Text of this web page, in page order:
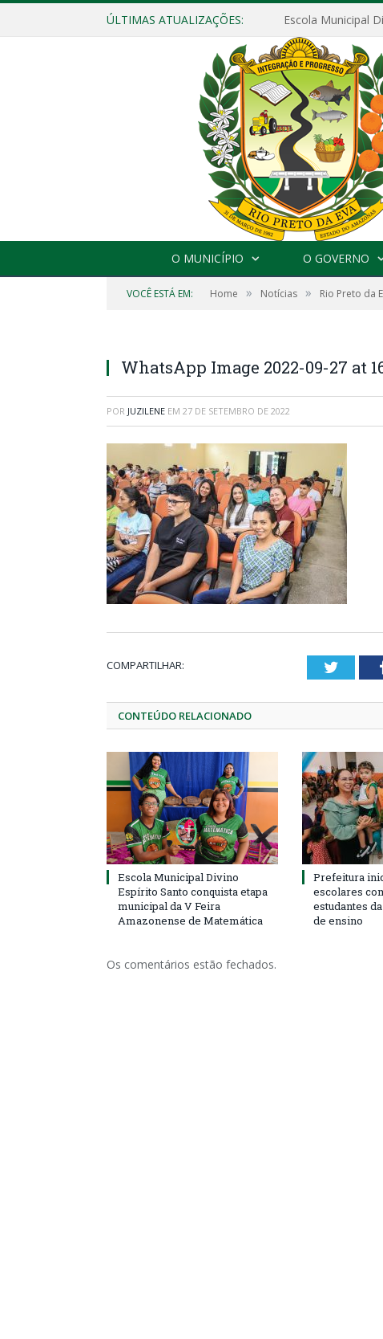
ÚLTIMAS ATUALIZAÇÕES:
O MUNICÍPIO O GOVERNO
VOCÊ ESTÁ EM: Home » Notícias » Rio Preto da
WhatsApp Image 2022-09-27 at
POR JUZILENE EM 27 DE SETEMBRO DE 2022
COMPARTILHAR:
CONTEÚDO RELACIONADO
Escola Municipal Divino
Espírito Santo conquista etapa
municipal da V Feira
Amazonense de Matemática
Prefeitura
escolares
estudantes
de ensino
Os comentários estão fechados.